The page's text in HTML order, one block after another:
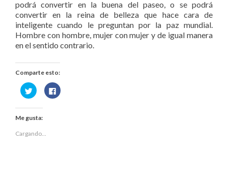
podrá convertir en la buena del paseo, o se podrá
convertir en la reina de belleza que hace cara de
inteligente cuando le preguntan por la paz mundial.
Hombre con hombre, mujer con mujer y de igual manera
en el sentido contrario.
Comparte esto:
Haz
clic
compartir
Twitter
abre
en
Haz
clic
Me gusta:
Cargando...